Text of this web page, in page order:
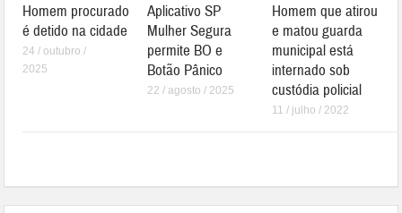
Homem procurado
é detido na cidade
24 / outubro /
2025
Aplicativo SP
Mulher Segura
permite BO e
Botão Pânico
22 / agosto / 2025
Homem que atirou
e matou guarda
municipal está
internado sob
custódia policial
11 / julho / 2022